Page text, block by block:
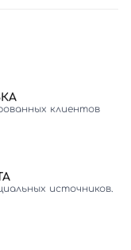
клиентов
источников.